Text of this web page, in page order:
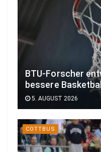
BTU-Forscher
bessere
5. AUGUST 2026
COTTBUS